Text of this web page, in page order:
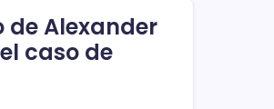
de Alexander
caso de